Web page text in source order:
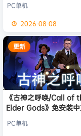
免安装中文版
PC单机
2026-08-08
更新
《古神之呼唤/Call of
Elder Gods》免安装
PC单机